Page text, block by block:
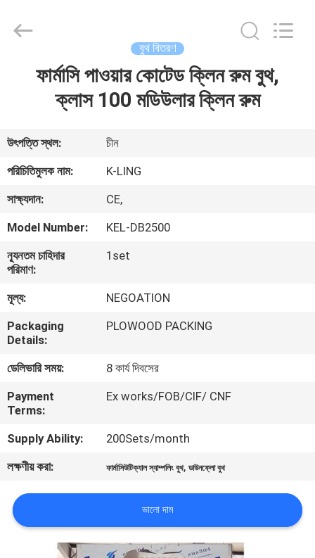
আমাদের
সম্বন্ধে
কারখানা
পরিদর্শন
গুণমান
নিয়ন্ত্রণ
আমাদের
সাথে
খবর
মামলা
Technology
Company.
বুথ বিতরণ
ফার্মাসি পাওয়ার কোটেড ক্লিন রুম বুথ,
ক্লাস 100 মডিউলার ক্লিন রুম
উৎপত্তি স্থল:
চীন
পরিচিতিমুলক নাম:
K-LING
সাক্ষ্যদান:
CE,
Model Number:
KEL-DB2500
ন্যূনতম চাহিদার
পরিমাণ:
1set
মূল্য:
NEGOATION
Packaging
Details:
PLOWOOD PACKING
ডেলিভারি সময়:
8 কার্য দিবসের
Payment
Terms:
Ex works/FOB/CIF/ CNF
Supply Ability:
200Sets/month
লক্ষণীয় করা:
ফার্মাসিউটিক্যাল স্যাম্পলিং বুথ,ডাউনফ্লো বুথ
ভালো দাম